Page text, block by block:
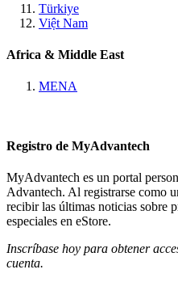
Türkiye
Việt Nam
Africa & Middle East
MENA
Registro de MyAdvantech
MyAdvantech es un portal
Advantech. Al registrarse como
recibir las últimas noticias sobre
especiales en eStore.
Inscríbase hoy para obtener
cuenta.